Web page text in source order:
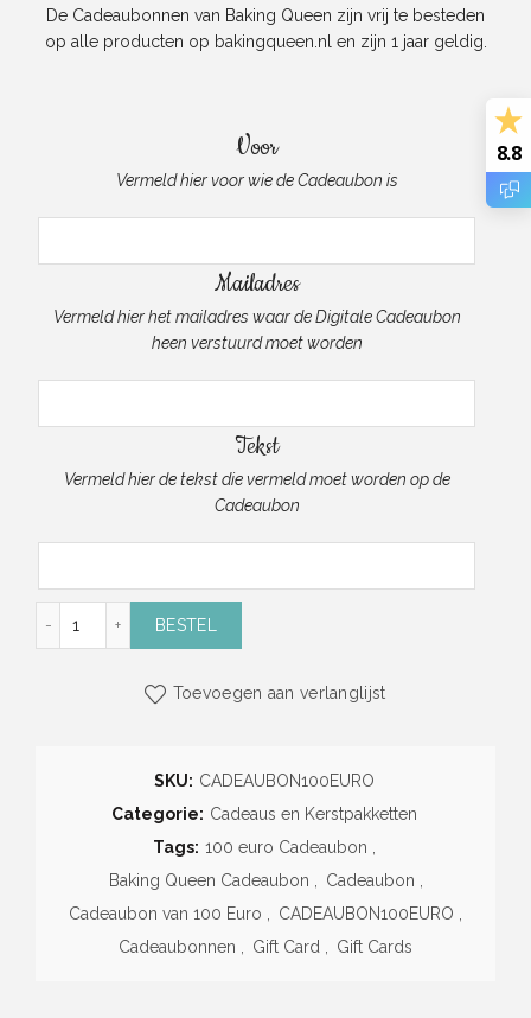
De Cadeaubonnen van Baking Queen zijn vrij te besteden
op alle producten op bakingqueen.nl en zijn 1 jaar geldig.
Voor
Vermeld hier voor wie de Cadeaubon is
Mailadres
Vermeld hier het mailadres waar de Digitale Cadeaubon
heen verstuurd moet worden
Tekst
Vermeld hier de tekst die vermeld moet worden op de
Cadeaubon
BESTEL
Toevoegen aan verlanglijst
SKU: CADEAUBON100EURO
Categorie: Cadeaus en Kerstpakketten
Tags: 100 euro Cadeaubon
Baking Queen Cadeaubon
Cadeaubon
Cadeaubon van 100 Euro
CADEAUBON100EURO
Cadeaubonnen
Gift Card Gift Cards
8.8